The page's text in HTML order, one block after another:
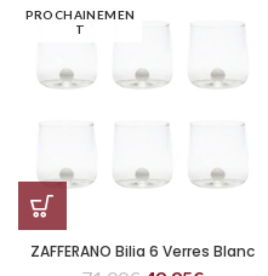
PROCHAINEMEN
T
ZAFFERANO Bilia 6 Verres Blanc